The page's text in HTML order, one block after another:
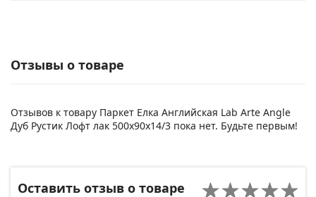
Отзывы о товаре
Отзывов к товару Паркет Елка Английская Lab Arte Angle
Дуб Рустик Лофт лак 500х90х14/3 пока нет. Будьте первым!
Оставить отзыв о товаре